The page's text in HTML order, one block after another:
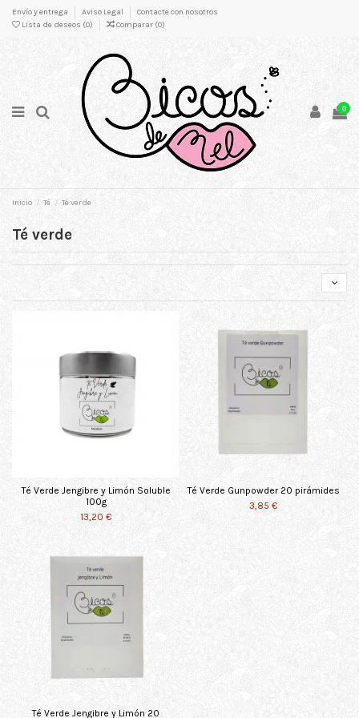
Envío y entrega Aviso Legal
Contacte con nosotros
Lista de deseos (0) Comparar (0)
0
Inicio Té Té verde
Té verde
Té Verde Jengibre y Limón Soluble
100g
13,20 €
Té Verde Gunpowder 20 pirámides
3,85 €
Té Verde Jengibre y Limón 20